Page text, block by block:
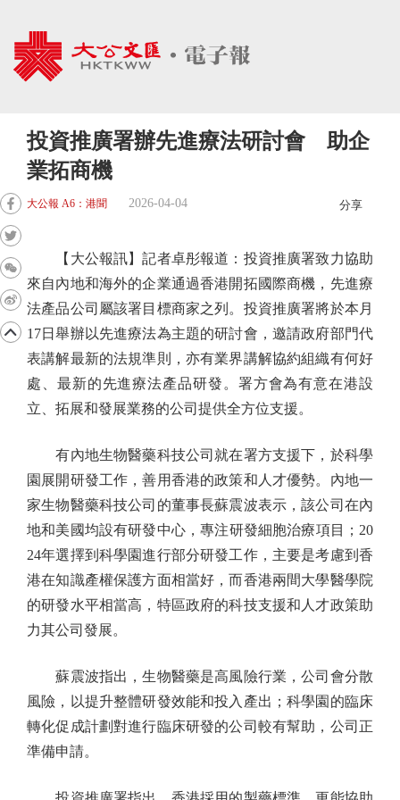
投資推廣署辦先進療法研討會 助企
業拓商機
大公報 A6：港聞 2026-04-04 分享
【大公報訊】記者卓彤報道：投資推廣署致力協助
來自內地和海外的企業通過香港開拓國際商機，先進療
法產品公司屬該署目標商家之列。投資推廣署將於本月
17日舉辦以先進療法為主題的研討會，邀請政府部門代
表講解最新的法規準則，亦有業界講解協約組織有何好
處、最新的先進療法產品研發。署方會為有意在港設
立、拓展和發展業務的公司提供全方位支援。
有內地生物醫藥科技公司就在署方支援下，於科學
園展開研發工作，善用香港的政策和人才優勢。內地一
家生物醫藥科技公司的董事長蘇震波表示，該公司在內
地和美國均設有研發中心，專注研發細胞治療項目；20
24年選擇到科學園進行部分研發工作，主要是考慮到香
港在知識產權保護方面相當好，而香港兩間大學醫學院
的研發水平相當高，特區政府的科技支援和人才政策助
力其公司發展。
蘇震波指出，生物醫藥是高風險行業，公司會分散
風險，以提升整體研發效能和投入產出；科學園的臨床
轉化促成計劃對進行臨床研發的公司較有幫助，公司正
準備申請。